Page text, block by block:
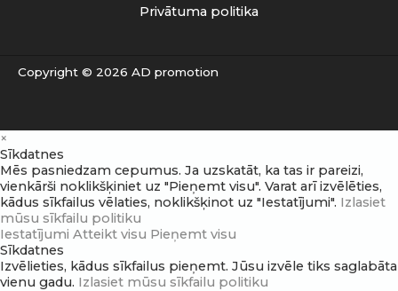
Privātuma politika
Copyright © 2026 AD promotion
×
Sīkdatnes
Mēs pasniedzam cepumus. Ja uzskatāt, ka tas ir pareizi,
vienkārši noklikšķiniet uz "Pieņemt visu". Varat arī izvēlēties,
kādus sīkfailus vēlaties, noklikšķinot uz "Iestatījumi". Izlasiet
mūsu sīkfailu politiku
Iestatījumi Atteikt visu Pieņemt visu
Sīkdatnes
Izvēlieties, kādus sīkfailus pieņemt. Jūsu izvēle tiks saglabāta
vienu gadu. Izlasiet mūsu sīkfailu politiku